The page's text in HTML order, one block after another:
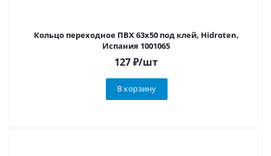
Кольцо переходное ПВХ 63х50 под клей, Hidroten,
Испания 1001065
127₽/шт
В корзину